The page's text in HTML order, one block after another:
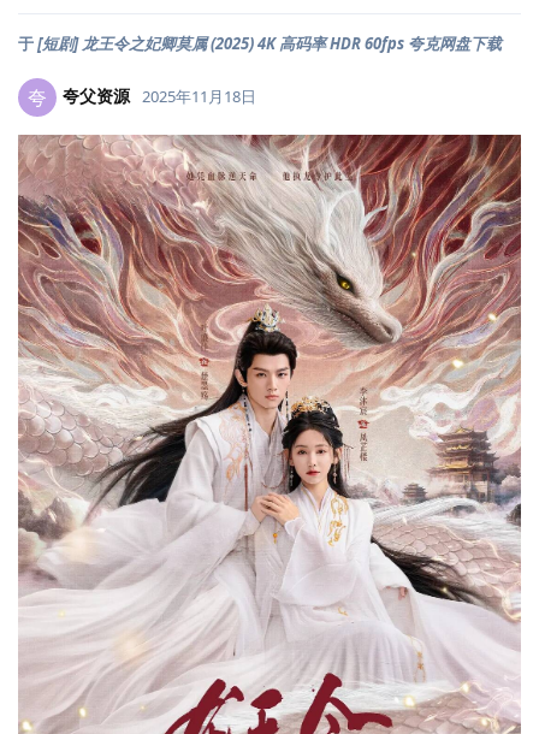
于[短剧] 龙王令之妃卿莫属 (2025) 4K 高码率 HDR 60fps 夸克网盘下载
夸 夸父资源 2025年11月18日